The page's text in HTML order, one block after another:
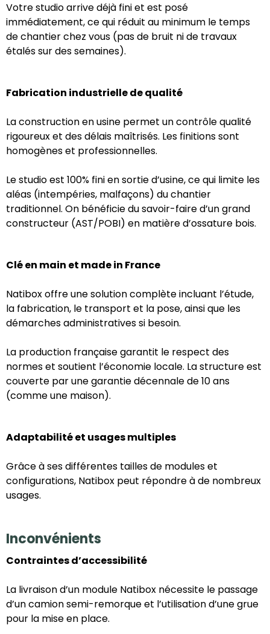
Votre studio arrive déjà fini et est posé
immédiatement, ce qui réduit au minimum le temps
de chantier chez vous (pas de bruit ni de travaux
étalés sur des semaines).
Fabrication industrielle de qualité
La construction en usine permet un contrôle qualité
rigoureux et des délais maîtrisés. Les finitions sont
homogènes et professionnelles.
Le studio est 100% fini en sortie d’usine, ce qui limite les
aléas (intempéries, malfaçons) du chantier
traditionnel. On bénéficie du savoir-faire d’un grand
constructeur (AST/POBI) en matière d’ossature bois.
Clé en main et made in France
Natibox offre une solution complète incluant l’étude,
la fabrication, le transport et la pose, ainsi que les
démarches administratives si besoin.
La production française garantit le respect des
normes et soutient l’économie locale. La structure est
couverte par une garantie décennale de 10 ans
(comme une maison).
Adaptabilité et usages multiples
Grâce à ses différentes tailles de modules et
configurations, Natibox peut répondre à de nombreux
usages.
Inconvénients
Contraintes d’accessibilité
La livraison d’un module Natibox nécessite le passage
d’un camion semi-remorque et l’utilisation d’une grue
pour la mise en place.